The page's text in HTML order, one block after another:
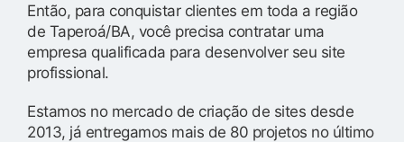
Então, para conquistar clientes em toda a região
de Taperoá/BA, você precisa contratar uma
empresa qualificada para desenvolver seu site
profissional.
Estamos no mercado de criação de sites desde
2013, já entregamos mais de 80 projetos no último